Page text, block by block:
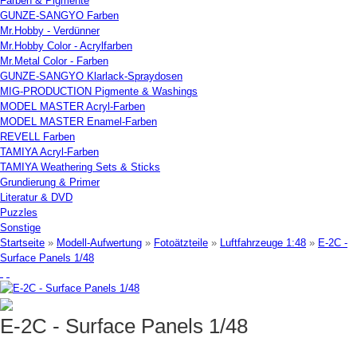
GUNZE-SANGYO Farben
Mr.Hobby - Verdünner
Mr.Hobby Color - Acrylfarben
Mr.Metal Color - Farben
GUNZE-SANGYO Klarlack-Spraydosen
MIG-PRODUCTION Pigmente & Washings
MODEL MASTER Acryl-Farben
MODEL MASTER Enamel-Farben
REVELL Farben
TAMIYA Acryl-Farben
TAMIYA Weathering Sets & Sticks
Grundierung & Primer
Literatur & DVD
Puzzles
Sonstige
Startseite » Modell-Aufwertung » Fotoätzteile » Luftfahrzeuge 1:48 » E-2C -
Surface Panels 1/48
E-2C - Surface Panels 1/48